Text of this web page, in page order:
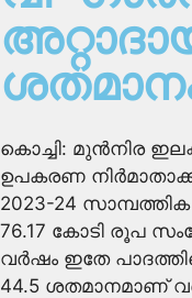
കൊച്ചി: മുന്‍നിര
ഉപകരണ
2023-24
76.17 കോടി രൂപ
വർഷം ഇതേ
44.5 ശതമാനമാണ്